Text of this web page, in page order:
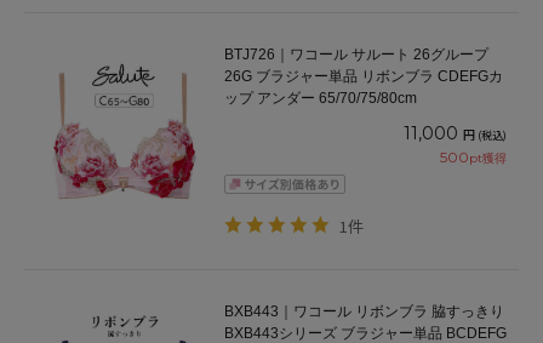
BTJ726｜ワコール サルート 26グループ
26G ブラジャー単品 リボンブラ CDEFGカ
ップ アンダー 65/70/75/80cm
11,000 円 (税込)
500pt獲得
1件
BXB443｜ワコール リボンブラ 脇すっきり
BXB443シリーズ ブラジャー単品 BCDEFG